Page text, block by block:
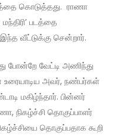
கொடுத்தது. ராணா
படத்தை
வீட்டுக்கு சென்றார்.
போன்றே வேட்டி அணிந்து
அவர், நண்பர்கள்
மகிழ்ந்தார். பின்னர்
நிகழ்ச்சி தொகுப்பாளர்
தொகுப்பதாக கூறி